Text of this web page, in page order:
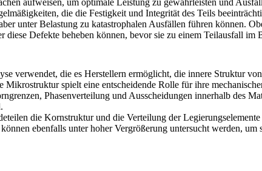
aufweisen, um optimale Leistung zu gewährleisten und
die die Festigkeit und Integrität des Teils
unter Belastung zu katastrophalen Ausfällen führen können.
Defekte beheben können, bevor sie zu einem Teilausfall im
verwendet, die es Herstellern ermöglicht, die innere Struktur
spielt eine entscheidende Rolle für ihre
Phasenverteilung und Ausscheidungen innerhalb des
die Kornstruktur und die Verteilung der
ebenfalls unter hoher Vergrößerung untersucht werden, um